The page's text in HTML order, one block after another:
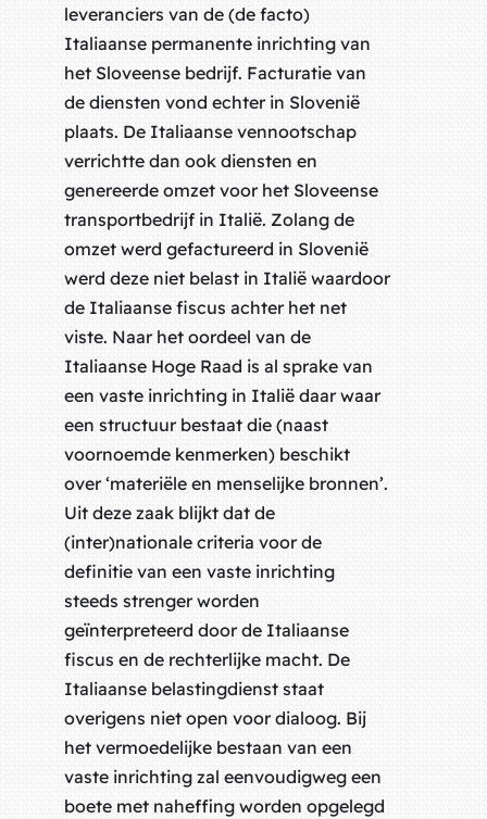
leveranciers van de (de facto)
Italiaanse permanente inrichting van
het Sloveense bedrijf. Facturatie van
de diensten vond echter in Slovenië
plaats. De Italiaanse vennootschap
verrichtte dan ook diensten en
genereerde omzet voor het Sloveense
transportbedrijf in Italië. Zolang de
omzet werd gefactureerd in Slovenië
werd deze niet belast in Italië waardoor
de Italiaanse fiscus achter het net
viste. Naar het oordeel van de
Italiaanse Hoge Raad is al sprake van
een vaste inrichting in Italië daar waar
een structuur bestaat die (naast
voornoemde kenmerken) beschikt
over ‘materiële en menselijke bronnen’.
Uit deze zaak blijkt dat de
(inter)nationale criteria voor de
definitie van een vaste inrichting
steeds strenger worden
geïnterpreteerd door de Italiaanse
fiscus en de rechterlijke macht. De
Italiaanse belastingdienst staat
overigens niet open voor dialoog. Bij
het vermoedelijke bestaan van een
vaste inrichting zal eenvoudigweg een
boete met naheffing worden opgelegd